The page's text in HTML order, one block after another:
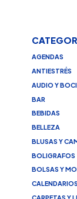
AGENDAS
ANTIESTRÉS
AUDIO Y
BAR
BEBIDAS
BELLEZA
BLUSAS Y
BOLIGRAFOS
BOLSAS Y
CALENDARIOS
CARPETAS Y